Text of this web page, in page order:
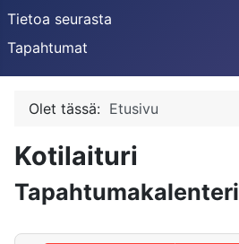
Tietoa seurasta
Tapahtumat
Olet tässä: Etusivu
Kotilaituri
Tapahtumakalenteri